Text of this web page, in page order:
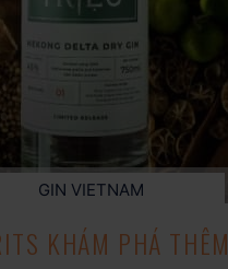
GIN VIETNAM
KHÁM PHÁ THÊM